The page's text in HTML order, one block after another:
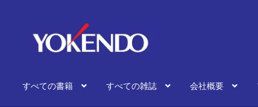
ョ
へ
すべての書籍 すべての雑誌 会社概要